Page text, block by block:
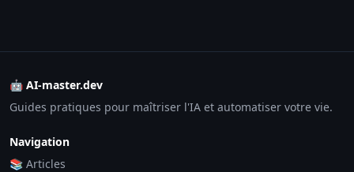
🤖 AI-master.dev
Guides pratiques pour maîtriser l'IA et automatiser votre vie.
Navigation
📚 Articles